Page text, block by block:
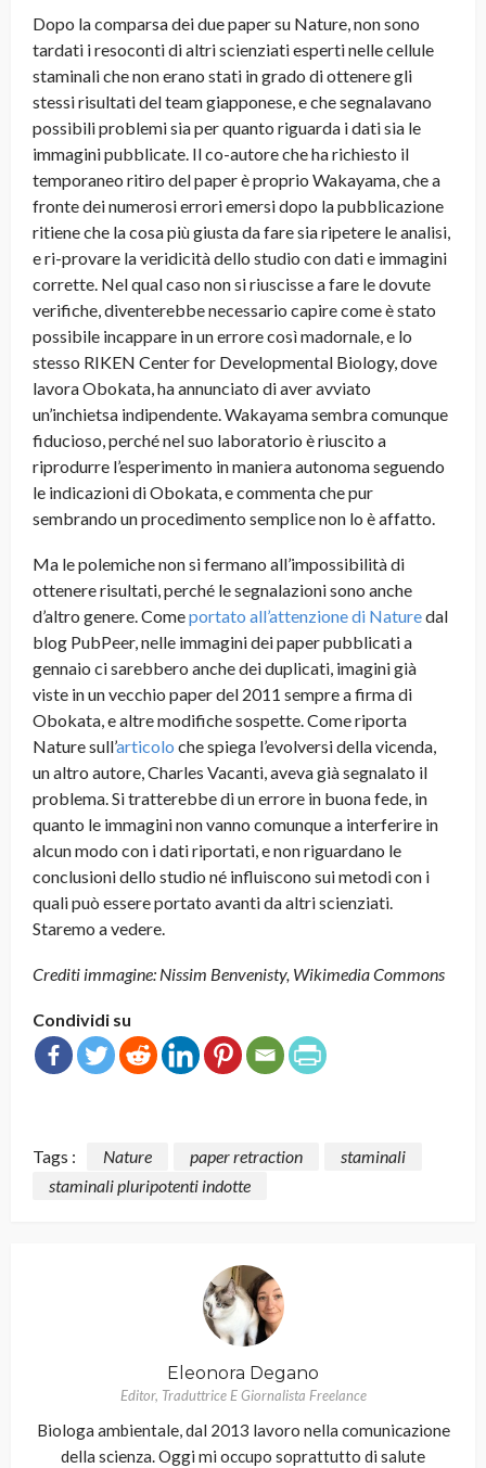
Dopo la comparsa dei due paper su Nature, non sono
tardati i resoconti di altri scienziati esperti nelle cellule
staminali che non erano stati in grado di ottenere gli
stessi risultati del team giapponese, e che segnalavano
possibili problemi sia per quanto riguarda i dati sia le
immagini pubblicate. Il co-autore che ha richiesto il
temporaneo ritiro del paper è proprio Wakayama, che a
fronte dei numerosi errori emersi dopo la pubblicazione
ritiene che la cosa più giusta da fare sia ripetere le analisi,
e ri-provare la veridicità dello studio con dati e immagini
corrette. Nel qual caso non si riuscisse a fare le dovute
verifiche, diventerebbe necessario capire come è stato
possibile incappare in un errore così madornale, e lo
stesso RIKEN Center for Developmental Biology, dove
lavora Obokata, ha annunciato di aver avviato
un’inchietsa indipendente. Wakayama sembra comunque
fiducioso, perché nel suo laboratorio è riuscito a
riprodurre l’esperimento in maniera autonoma seguendo
le indicazioni di Obokata, e commenta che pur
sembrando un procedimento semplice non lo è affatto.
Ma le polemiche non si fermano all’impossibilità di
ottenere risultati, perché le segnalazioni sono anche
d’altro genere. Comeportato all’attenzione di Naturedal
blog PubPeer, nelle immagini dei paper pubblicati a
gennaio ci sarebbero anche dei duplicati, imagini già
viste in un vecchio paper del 2011 sempre a firma di
Obokata, e altre modifiche sospette. Come riporta
Nature sull’articolo che spiega l’evolversi della vicenda,
un altro autore, Charles Vacanti, aveva già segnalato il
problema. Si tratterebbe di un errore in buona fede, in
quanto le immagini non vanno comunque a interferire in
alcun modo con i dati riportati, e non riguardano le
conclusioni dello studio né influiscono sui metodi con i
quali può essere portato avanti da altri scienziati.
Staremo a vedere.
Crediti immagine: Nissim Benvenisty, Wikimedia Commons
Condividi su
Tags : Nature paper retraction
staminali
staminali pluripotenti indotte
Eleonora Degano
Editor, Traduttrice E Giornalista Freelance
Biologa ambientale, dal 2013 lavoro nella comunicazione
della scienza. Oggi mi occupo soprattutto di salute